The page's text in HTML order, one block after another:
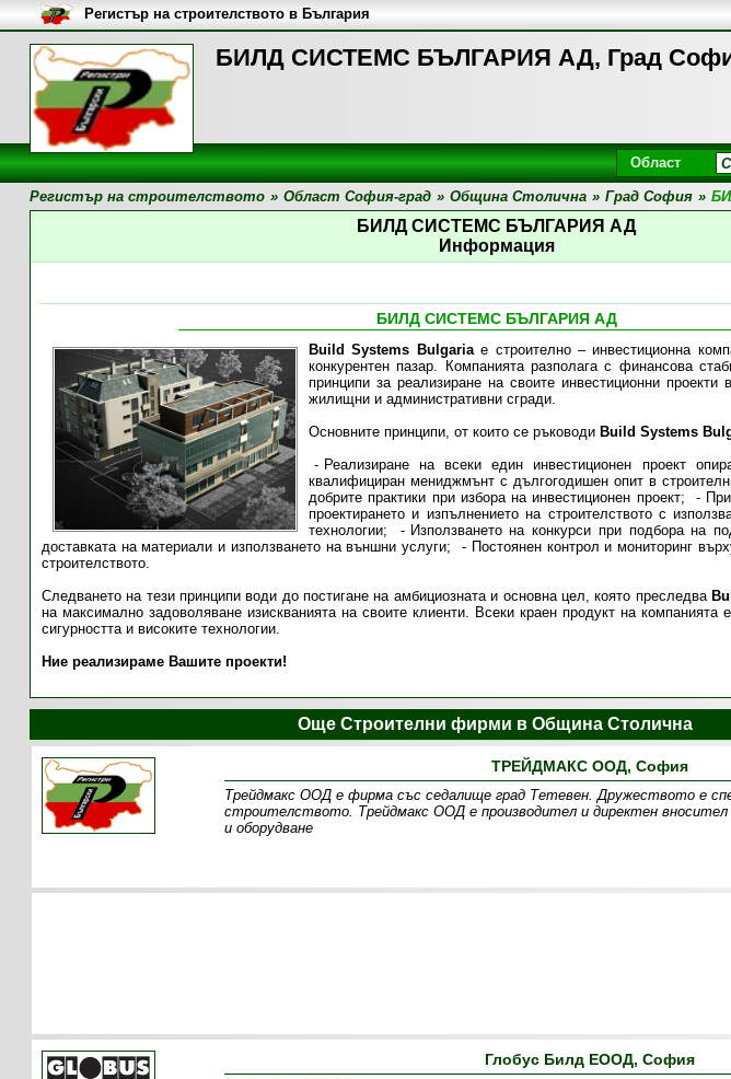
БИЛД СИСТЕМС БЪЛГАРИЯ АД, Град
Регистър на строителството в България
Област
Регистър на строителството » Област София-град » Община Столична » Град София »
БИЛД СИСТЕМС БЪЛГАРИЯ АД
Информация
БИЛД СИСТЕМС БЪЛГАРИЯ АД
Build Systems Bulgariaе строително – инвестиционна
конкурентен пазар. Компанията разполага с финансова
принципи за реализиране на своите инвестиционни проекти
жилищни и административни сгради.
Основните принципи, от които се ръководи Build Systems
Реализиране на всеки един инвестиционен проект
квалифициран мениджмънт с дългогодишен опит в
добрите практики при избора на инвестиционен проект;
проектирането и изпълнението на строителството с
технологии;
Използването на конкурси при подбора на
доставката на материали и използването на външни услуги;
Постоянен контрол и мониторинг
строителството.
Следването на тези принципи води до постигане на амбициозната и основна цел, която преследва
на максимално задоволяване изискванията на своите клиенти. Всеки краен продукт на компанията
сигурността и високите технологии.
Ние реализираме Вашите проекти!
Още Строителни фирми в Община Столична
ТРЕЙДМАКС ООД, София
Трейдмакс ООД е фирма със седалище град Тетевен. Дружеството е
строителството. Трейдмакс ООД е производител и директен
и оборудване
Глобус Билд ЕООД, София